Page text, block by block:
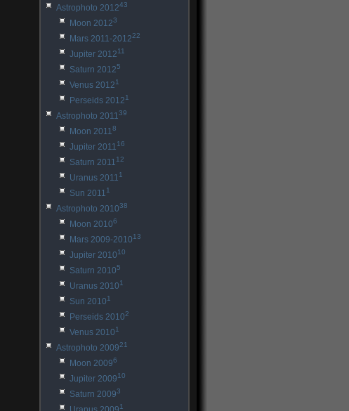
Astrophoto 201243
Moon 20123
Mars 2011-201222
Jupiter 201211
Saturn 20125
Venus 20121
Perseids 20121
Astrophoto 201139
Moon 20118
Jupiter 201116
Saturn 201112
Uranus 20111
Sun 20111
Astrophoto 201038
Moon 20106
Mars 2009-201013
Jupiter 201010
Saturn 20105
Uranus 20101
Sun 20101
Perseids 20102
Venus 20101
Astrophoto 200921
Moon 20096
Jupiter 200910
Saturn 20093
1